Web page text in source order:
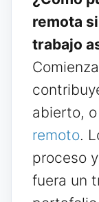
remota
trabajo
abierto,
remoto.
proceso
fuera un